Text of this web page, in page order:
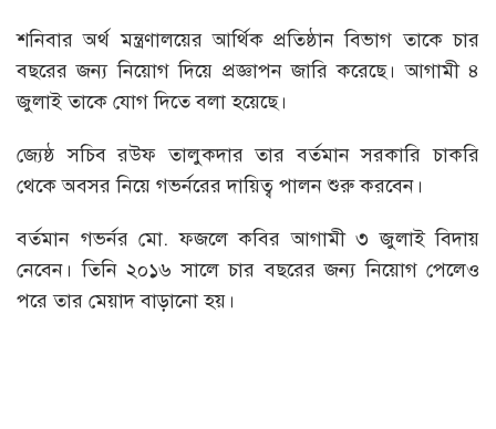
শনিবার অর্থ মন্ত্রণালয়ের আর্থিক প্রতিষ্ঠান বিভাগ তাকে চার
বছরের জন্য নিয়োগ দিয়ে প্রজ্ঞাপন জারি করেছে। আগামী ৪
জুলাই তাকে যোগ দিতে বলা হয়েছে।
জ্যেষ্ঠ সচিব রউফ তালুকদার তার বর্তমান সরকারি চাকরি
থেকে অবসর নিয়ে গভর্নরের দায়িত্ব পালন শুরু করবেন।
বর্তমান গভর্নর মো. ফজলে কবির আগামী ৩ জুলাই বিদায়
নেবেন। তিনি ২০১৬ সালে চার বছরের জন্য নিয়োগ পেলেও
পরে তার মেয়াদ বাড়ানো হয়।